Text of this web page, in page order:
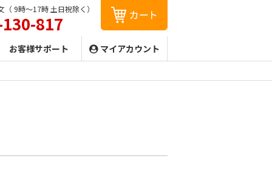
（ 9時〜17時 土日祝除く）
817
お客様サポート マイアカウント